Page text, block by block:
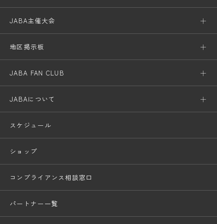
JABA主催大会
地区掲示板
JABA FAN CLUB
JABAについて
スケジュール
ショップ
コンプライアンス相談窓口
パートナー一覧